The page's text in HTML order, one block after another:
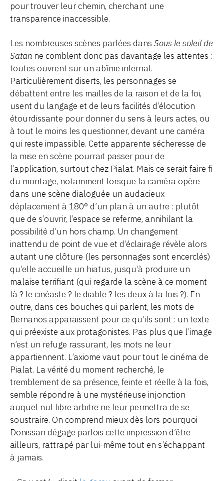
pour trouver leur chemin, cherchant une
transparence inaccessible.
Les nombreuses scènes parlées dans Sous le soleil de
Satan ne comblent donc pas davantage les attentes :
toutes ouvrent sur un abîme infernal.
Particulièrement diserts, les personnages se
débattent entre les mailles de la raison et de la foi,
usent du langage et de leurs facilités d’élocution
étourdissante pour donner du sens à leurs actes, ou
à tout le moins les questionner, devant une caméra
qui reste impassible. Cette apparente sécheresse de
la mise en scène pourrait passer pour de
l’application, surtout chez Pialat. Mais ce serait faire fi
du montage, notamment lorsque la caméra opère
dans une scène dialoguée un audacieux
déplacement à 180° d’un plan à un autre : plutôt
que de s’ouvrir, l’espace se referme, annihilant la
possibilité d’un hors champ. Un changement
inattendu de point de vue et d’éclairage révèle alors
autant une clôture (les personnages sont encerclés)
qu’elle accueille un hiatus, jusqu’à produire un
malaise terrifiant (qui regarde la scène à ce moment
là ? le cinéaste ? le diable ? les deux à la fois ?). En
outre, dans ces bouches qui parlent, les mots de
Bernanos apparaissent pour ce qu’ils sont : un texte
qui préexiste aux protagonistes. Pas plus que l’image
n’est un refuge rassurant, les mots ne leur
appartiennent. L’axiome vaut pour tout le cinéma de
Pialat. La vérité du moment recherché, le
tremblement de sa présence, feinte et réelle à la fois,
semble répondre à une mystérieuse injonction
auquel nul libre arbitre ne leur permettra de se
soustraire. On comprend mieux dès lors pourquoi
Donissan dégage parfois cette impression d’être
ailleurs, rattrapé par lui-même tout en s’échappant
à jamais.